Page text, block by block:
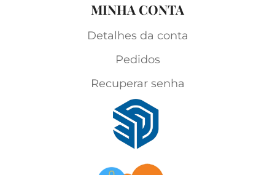
MINHA CONTA
Detalhes da conta
Pedidos
Recuperar senha